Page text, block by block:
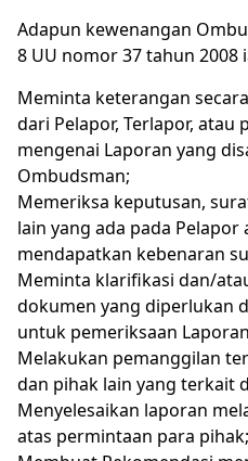
Adapun kewenangan
8 UU nomor 37 tahun 2008
Meminta keterangan
dari Pelapor, Terlapor, atau
mengenai Laporan yang
Ombudsman;
Memeriksa keputusan,
lain yang ada pada
mendapatkan kebenaran
Meminta klarifikasi dan/
dokumen yang diperlukan
untuk pemeriksaan
Melakukan pemanggilan
dan pihak lain yang terkait
Menyelesaikan laporan
atas permintaan para pihak;